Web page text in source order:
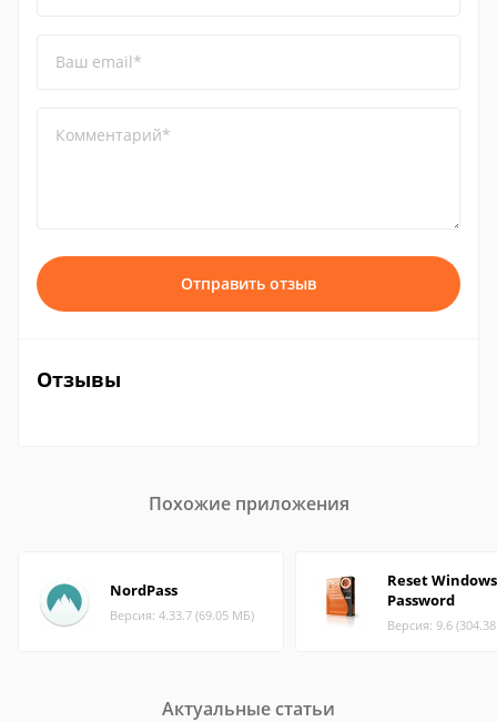
Ваш email*
Комментарий*
Отправить отзыв
Отзывы
Похожие приложения
NordPass
Версия: 4.33.7 (69.05 МБ)
Reset Windows
Password
Версия: 9.6
Актуальные статьи